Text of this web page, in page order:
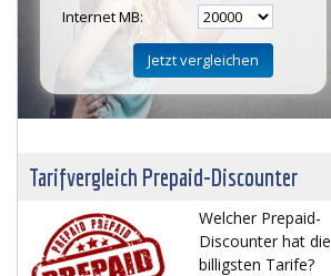
Internet MB:
Tarifvergleich Prepaid-Discounter
Welcher Prepaid-
Discounter hat die
billigsten Tarife?